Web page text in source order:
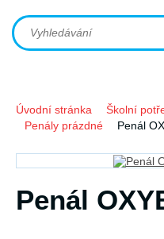
Úvodní stránka Školní
Penály prázdné
Penál
Penál